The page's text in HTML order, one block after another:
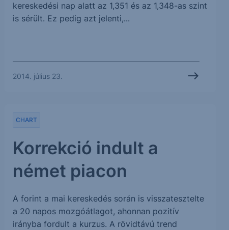
kereskedési nap alatt az 1,351 és az 1,348-as szint
is sérült. Ez pedig azt jelenti,...
2014. július 23.
Korrekció indult a
német piacon
CHART
A forint a mai kereskedés során is visszatesztelte
a 20 napos mozgóátlagot, ahonnan pozitív
irányba fordult a kurzus. A rövidtávú trend